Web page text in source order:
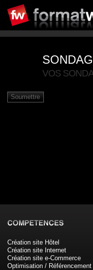
VOS
Création site Hôtel
Création site Internet
Création site e-Commerce
Optimisation / Référencement